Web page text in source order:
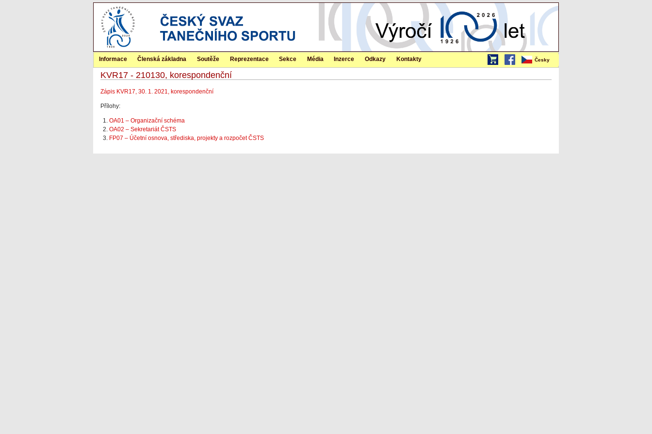
Česky
Informace Členská základna Soutěže Reprezentace Sekce Média Inzerce Odkazy Kontakty
KVR17 - 210130, korespondenční
Zápis KVR17, 30. 1. 2021, korespondenční
Přílohy:
OA01 – Organizační schéma
OA02 – Sekretariát ČSTS
FP07 – Účetní osnova, střediska, projekty a rozpočet ČSTS